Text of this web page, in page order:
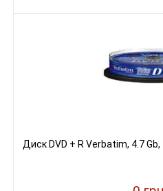
Диск DVD + R Verbatim, 4.7